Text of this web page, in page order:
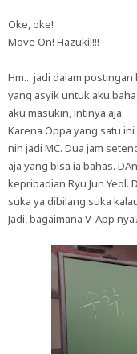
Oke, oke!
Move On! Hazuki!!!!
Hm... jadi dalam
yang asyik untuk aku
aku masukin, intinya aja.
Karena Oppa yang satu
nih jadi MC. Dua jam
aja yang bisa ia bahas.
kepribadian Ryu Jun Yeol.
suka ya dibilang suka
Jadi, bagaimana V-App